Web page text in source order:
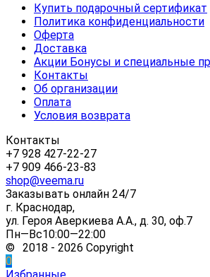
Купить подарочный сертификат
Политика конфиденциальности
Оферта
Доставка
Акции Бонусы и специальные
Контакты
Об организации
Оплата
Условия возврата
Контакты
+7 928 427-22-27
+7 909 466-23-83
shop@veema.ru
Заказывать онлайн 24/7
г. Краснодар,
ул. Героя Аверкиева А.А., д. 30, оф.7
Пн—Вс10:00—22:00
© 2018 - 2026 Copyright
0